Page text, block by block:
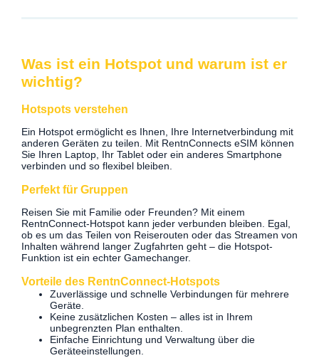
Was ist ein Hotspot und warum ist er
wichtig?
Hotspots verstehen
Ein Hotspot ermöglicht es Ihnen, Ihre Internetverbindung mit
anderen Geräten zu teilen. Mit RentnConnects eSIM können
Sie Ihren Laptop, Ihr Tablet oder ein anderes Smartphone
verbinden und so flexibel bleiben.
Perfekt für Gruppen
Reisen Sie mit Familie oder Freunden? Mit einem
RentnConnect-Hotspot kann jeder verbunden bleiben. Egal,
ob es um das Teilen von Reiserouten oder das Streamen von
Inhalten während langer Zugfahrten geht – die Hotspot-
Funktion ist ein echter Gamechanger.
Vorteile des RentnConnect-Hotspots
Zuverlässige und schnelle Verbindungen für mehrere
Geräte.
Keine zusätzlichen Kosten – alles ist in Ihrem
unbegrenzten Plan enthalten.
Einfache Einrichtung und Verwaltung über die
Geräteeinstellungen.